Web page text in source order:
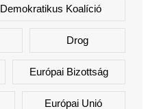
Demokratikus Koalíció
Drog
Európai Bizottság
Európai Unió